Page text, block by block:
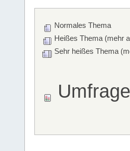
Normales Thema
Heißes Thema (mehr
Sehr heißes Thema
Umfrage